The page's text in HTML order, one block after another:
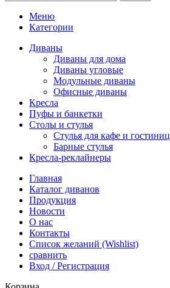
Меню
Категории
Диваны
Диваны для дома
Диваны угловые
Модульные диваны
Офисные диваны
Кресла
Пуфы и банкетки
Столы и стулья
Стулья для кафе и гостиниц
Барные стулья
Кресла-реклайнеры
Главная
Каталог диванов
Продукция
Новости
О нас
Контакты
Список желаний (Wishlist)
сравнить
Вход / Регистрация